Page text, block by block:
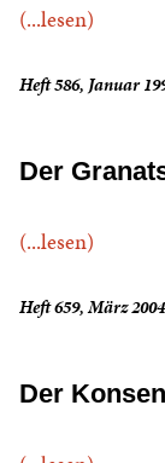
(...lesen)
Heft 586, Januar
Der
(...lesen)
Heft 659, März 2004
Der